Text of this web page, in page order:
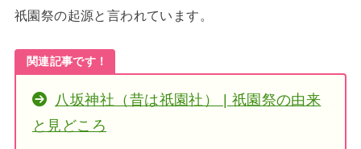
祇園祭の起源と言われています。
関連記事です！
八坂神社（昔は祇園社） | 祇園祭の由来
と見どころ